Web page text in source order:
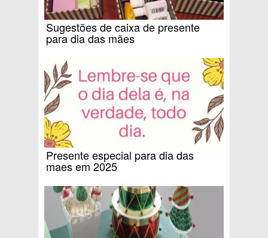
Sugestões de caixa de presente
para dia das mães
Presente especial para dia das
maes em 2025